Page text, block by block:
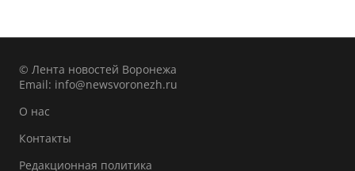
© Лента новостей Воронежа
Email: info@newsvoronezh.ru
О нас
Контакты
Редакционная политика